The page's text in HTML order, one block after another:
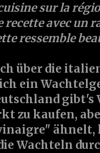
sur la
recette avec un
ressemble
über die
ein
zu kaufen,
Wachteln